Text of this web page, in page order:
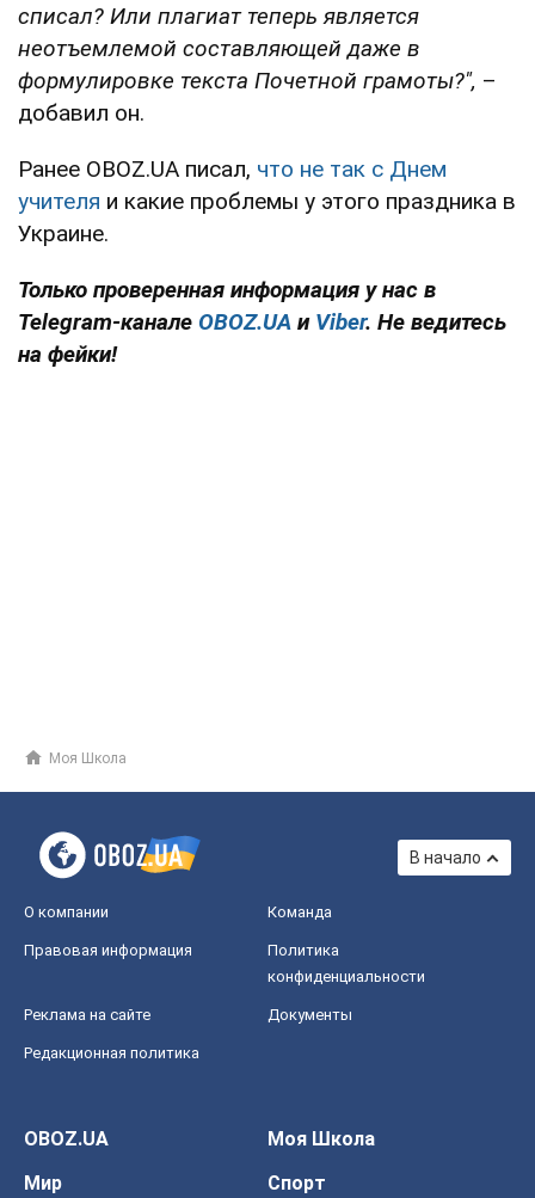
списал? Или плагиат теперь является
неотъемлемой составляющей даже в
формулировке текста Почетной грамоты?", –
добавил он.
Ранее OBOZ.UA писал, что не так с Днем
учителя и какие проблемы у этого праздника в
Украине.
Только проверенная информация у нас в
Telegram-канале OBOZ.UA и Viber. Не ведитесь
на фейки!
Моя Школа
В начало
О компании Команда
Правовая информация
Политика
конфиденциальности
Реклама на сайте Документы
Редакционная политика
OBOZ.UA
Моя Школа
Мир
Спорт